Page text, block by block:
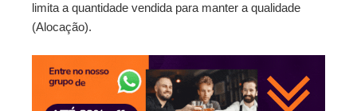
limita a quantidade vendida para manter a qualidade
(Alocação).